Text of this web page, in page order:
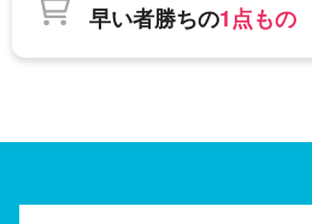
早い者勝ちの1点もの